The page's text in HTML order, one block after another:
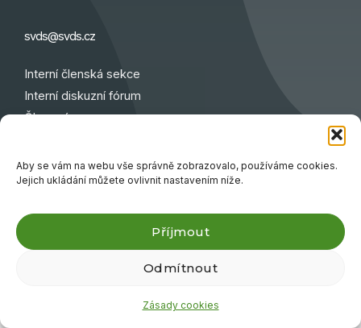
Aby se vám na webu vše správně zobrazovalo, používáme cookies.
Jejich ukládání můžete ovlivnit nastavením níže.
Příjmout
Odmítnout
Zásady cookies
svds@svds.cz
Interní členská sekce
Interní diskuzní fórum
Členové
Copyright 2025 | web
GDPR